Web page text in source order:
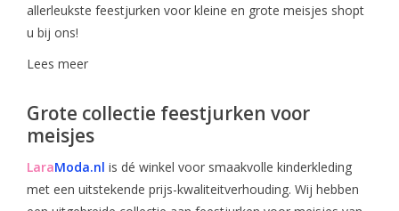
allerleukste feestjurken voor kleine en grote meisjes shopt
u bij ons!
Lees meer
Grote collectie feestjurken voor
meisjes
LaraModa.nl is dé winkel voor smaakvolle kinderkleding
met een uitstekende prijs-kwaliteitverhouding. Wij hebben